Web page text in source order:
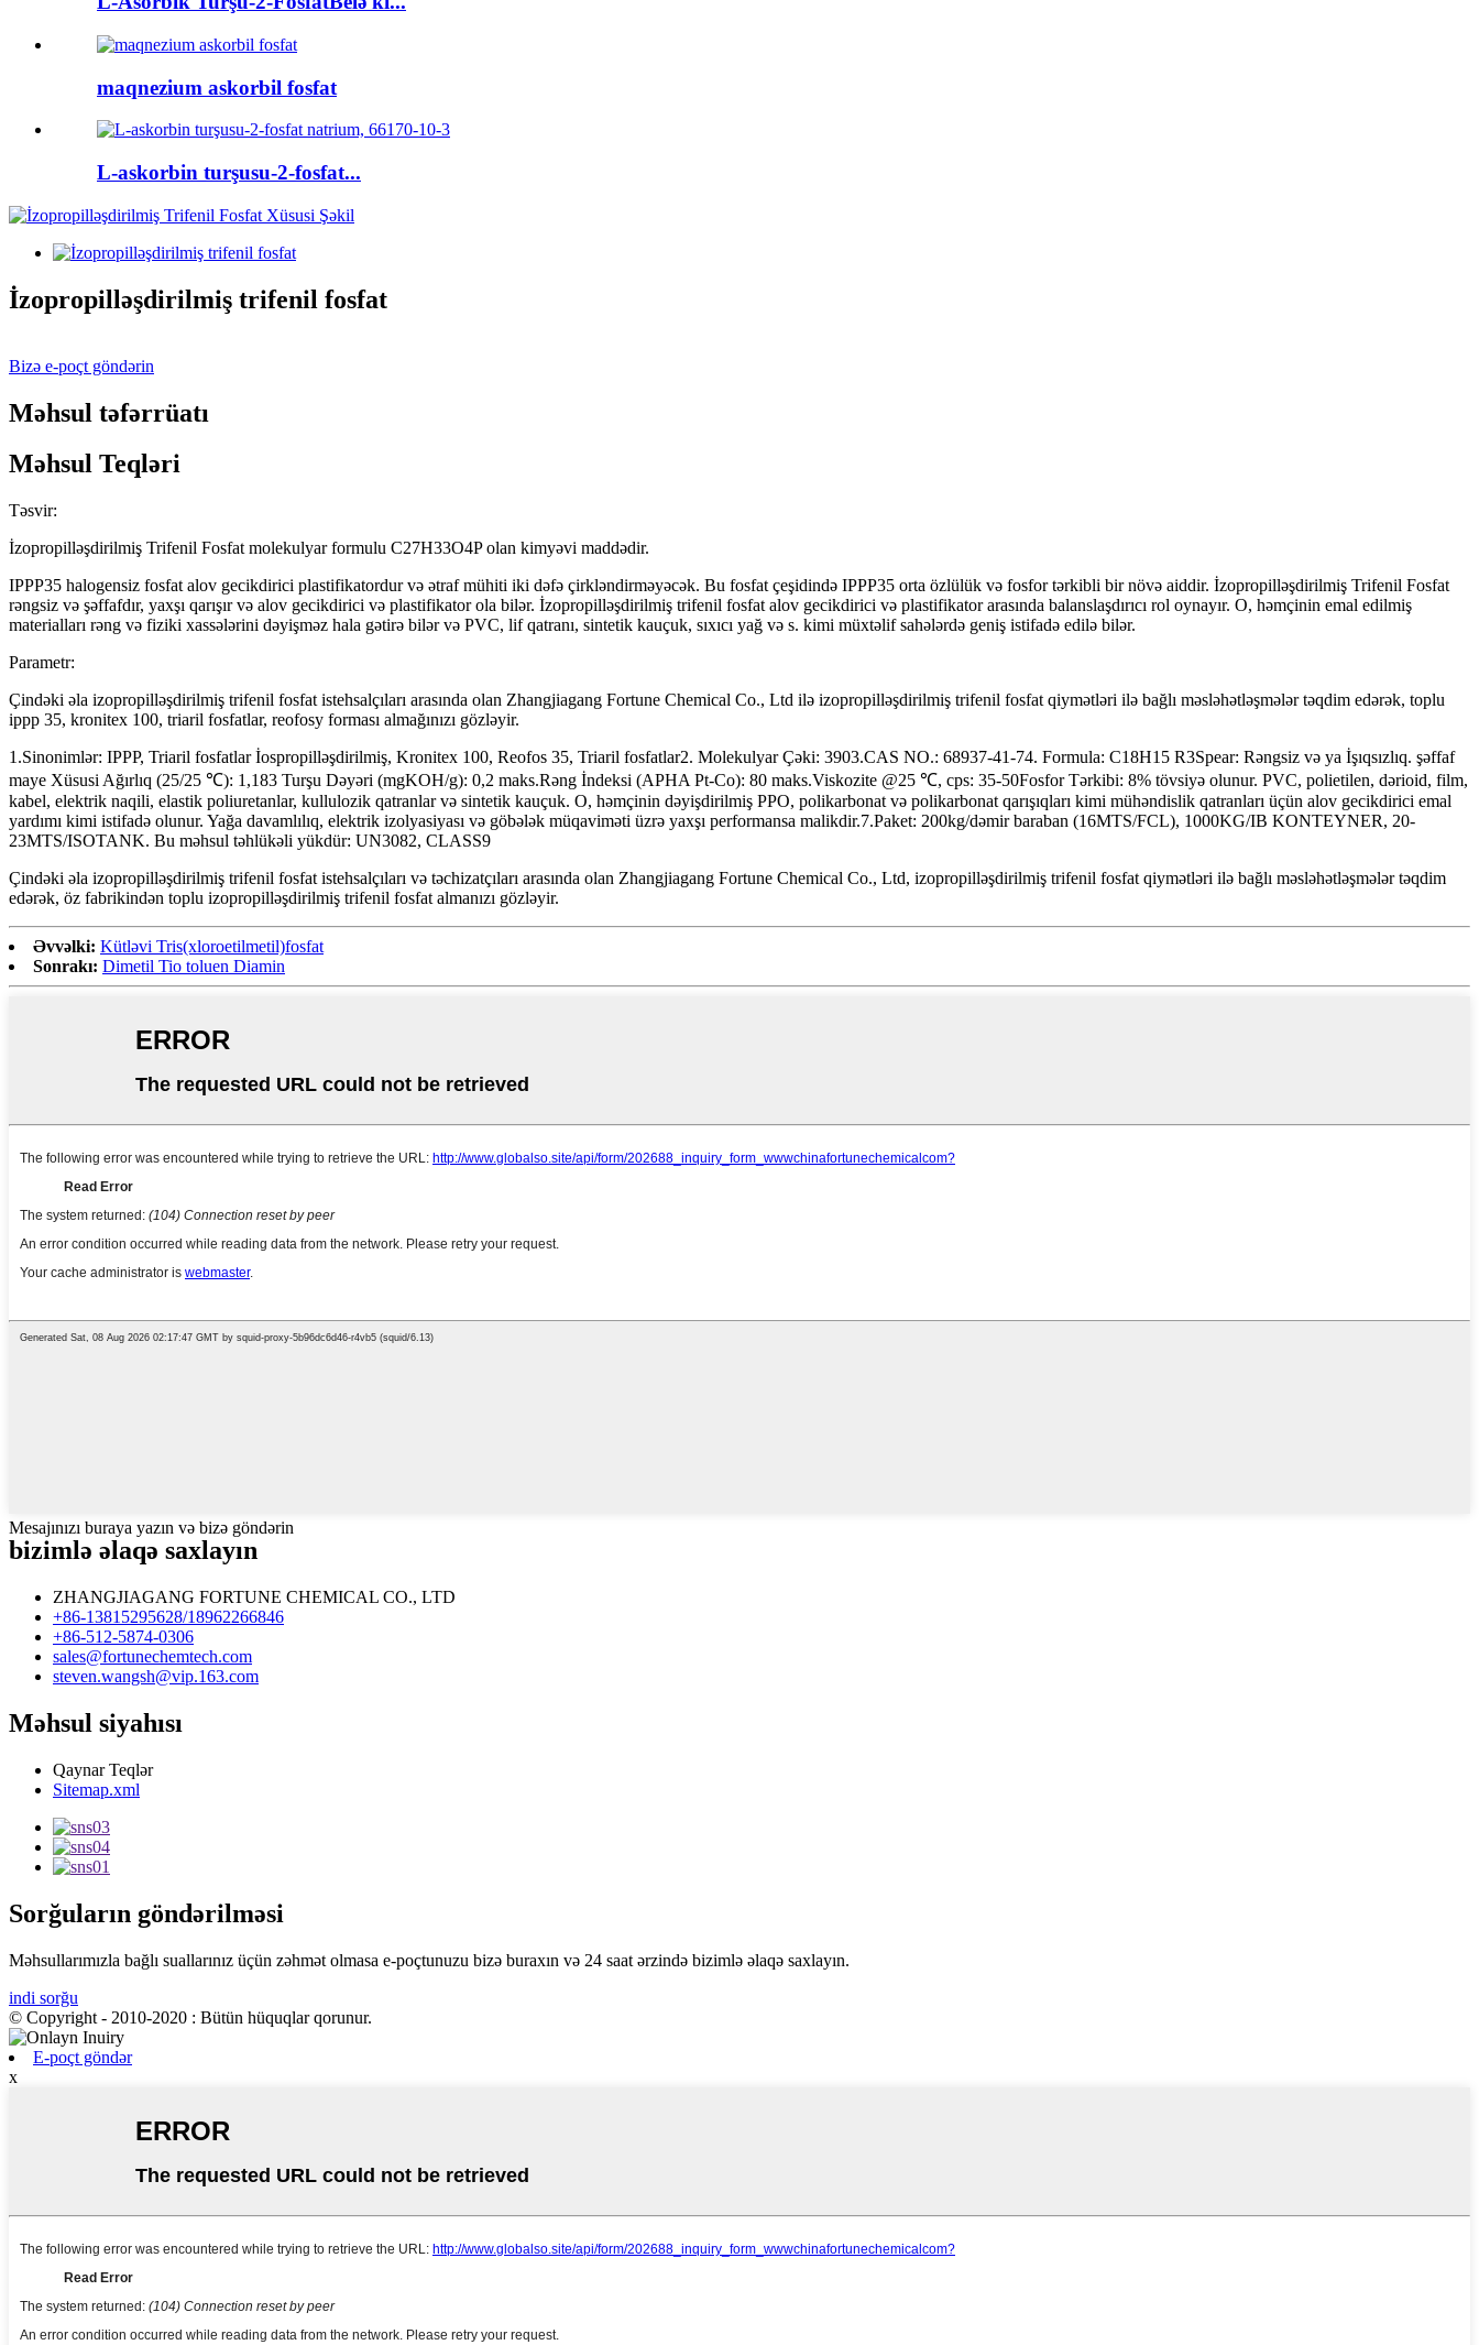
maqnezium askorbil fosfat
L-askorbin turşusu-2-fosfat...
İzopropilləşdirilmiş trifenil fosfat
Bizə e-poçt göndərin
Məhsul təfərrüatı
Məhsul Teqləri
Təsvir:
İzopropilləşdirilmiş Trifenil Fosfat molekulyar formulu C27H33O4P olan kimyəvi maddədir.
IPPP35 halogensiz fosfat alov gecikdirici plastifikatordur və ətraf mühiti iki dəfə çirkləndirməyəcək. Bu fosfat çeşidində IPPP35 orta özlülük və fosfor tərkibli bir növə aiddir. İzopropilləşdirilmiş Trifenil Fosfat
rəngsiz və şəffafdır, yaxşı qarışır və alov gecikdirici və plastifikator ola bilər. İzopropilləşdirilmiş trifenil fosfat alov gecikdirici və plastifikator arasında balanslaşdırıcı rol oynayır. O, həmçinin emal edilmiş
materialları rəng və fiziki xassələrini dəyişməz hala gətirə bilər və PVC, lif qatranı, sintetik kauçuk, sıxıcı yağ və s. kimi müxtəlif sahələrdə geniş istifadə edilə bilər.
Parametr:
Çindəki əla izopropilləşdirilmiş trifenil fosfat istehsalçıları arasında olan Zhangjiagang Fortune Chemical Co., Ltd ilə izopropilləşdirilmiş trifenil fosfat qiymətləri ilə bağlı məsləhətləşmələr təqdim edərək, toplu
ippp 35, kronitex 100, triaril fosfatlar, reofosy forması almağınızı gözləyir.
1.Sinonimlər: IPPP, Triaril fosfatlar İospropilləşdirilmiş, Kronitex 100, Reofos 35, Triaril fosfatlar2. Molekulyar Çəki: 3903.CAS NO.: 68937-41-74. Formula: C18H15 R3Spear: Rəngsiz və ya İşıqsızlıq. şəffaf
maye Xüsusi Ağırlıq (25/25 ℃): 1,183 Turşu Dəyəri (mgKOH/g): 0,2 maks.Rəng İndeksi (APHA Pt-Co): 80 maks.Viskozite @25 ℃, cps: 35-50Fosfor Tərkibi: 8% tövsiyə olunur. PVC, polietilen, dərioid, film,
kabel, elektrik naqili, elastik poliuretanlar, kullulozik qatranlar və sintetik kauçuk. O, həmçinin dəyişdirilmiş PPO, polikarbonat və polikarbonat qarışıqları kimi mühəndislik qatranları üçün alov gecikdirici emal
yardımı kimi istifadə olunur. Yağa davamlılıq, elektrik izolyasiyası və göbələk müqaviməti üzrə yaxşı performansa malikdir.7.Paket: 200kg/dəmir baraban (16MTS/FCL), 1000KG/IB KONTEYNER, 20-
23MTS/ISOTANK. Bu məhsul təhlükəli yükdür: UN3082, CLASS9
Çindəki əla izopropilləşdirilmiş trifenil fosfat istehsalçıları və təchizatçıları arasında olan Zhangjiagang Fortune Chemical Co., Ltd, izopropilləşdirilmiş trifenil fosfat qiymətləri ilə bağlı məsləhətləşmələr təqdim
edərək, öz fabrikindən toplu izopropilləşdirilmiş trifenil fosfat almanızı gözləyir.
Əvvəlki: Kütləvi Tris(xloroetilmetil)fosfat
Sonrakı: Dimetil Tio toluen Diamin
Mesajınızı buraya yazın və bizə göndərin
bizimlə əlaqə saxlayın
ZHANGJIAGANG FORTUNE CHEMICAL CO., LTD
+86-13815295628/18962266846
+86-512-5874-0306
sales@fortunechemtech.com
steven.wangsh@vip.163.com
Məhsul siyahısı
Qaynar Teqlər
Sitemap.xml
Sorğuların göndərilməsi
Məhsullarımızla bağlı suallarınız üçün zəhmət olmasa e-poçtunuzu bizə buraxın və 24 saat ərzində bizimlə əlaqə saxlayın.
indi sorğu
© Copyright - 2010-2020 : Bütün hüquqlar qorunur.
E-poçt göndər
x